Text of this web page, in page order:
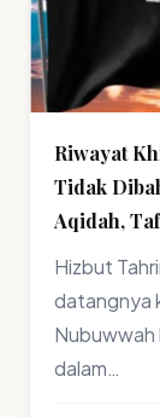
Riwayat
Tidak
Aqidah,
Hizbut
datangnya
dalam…